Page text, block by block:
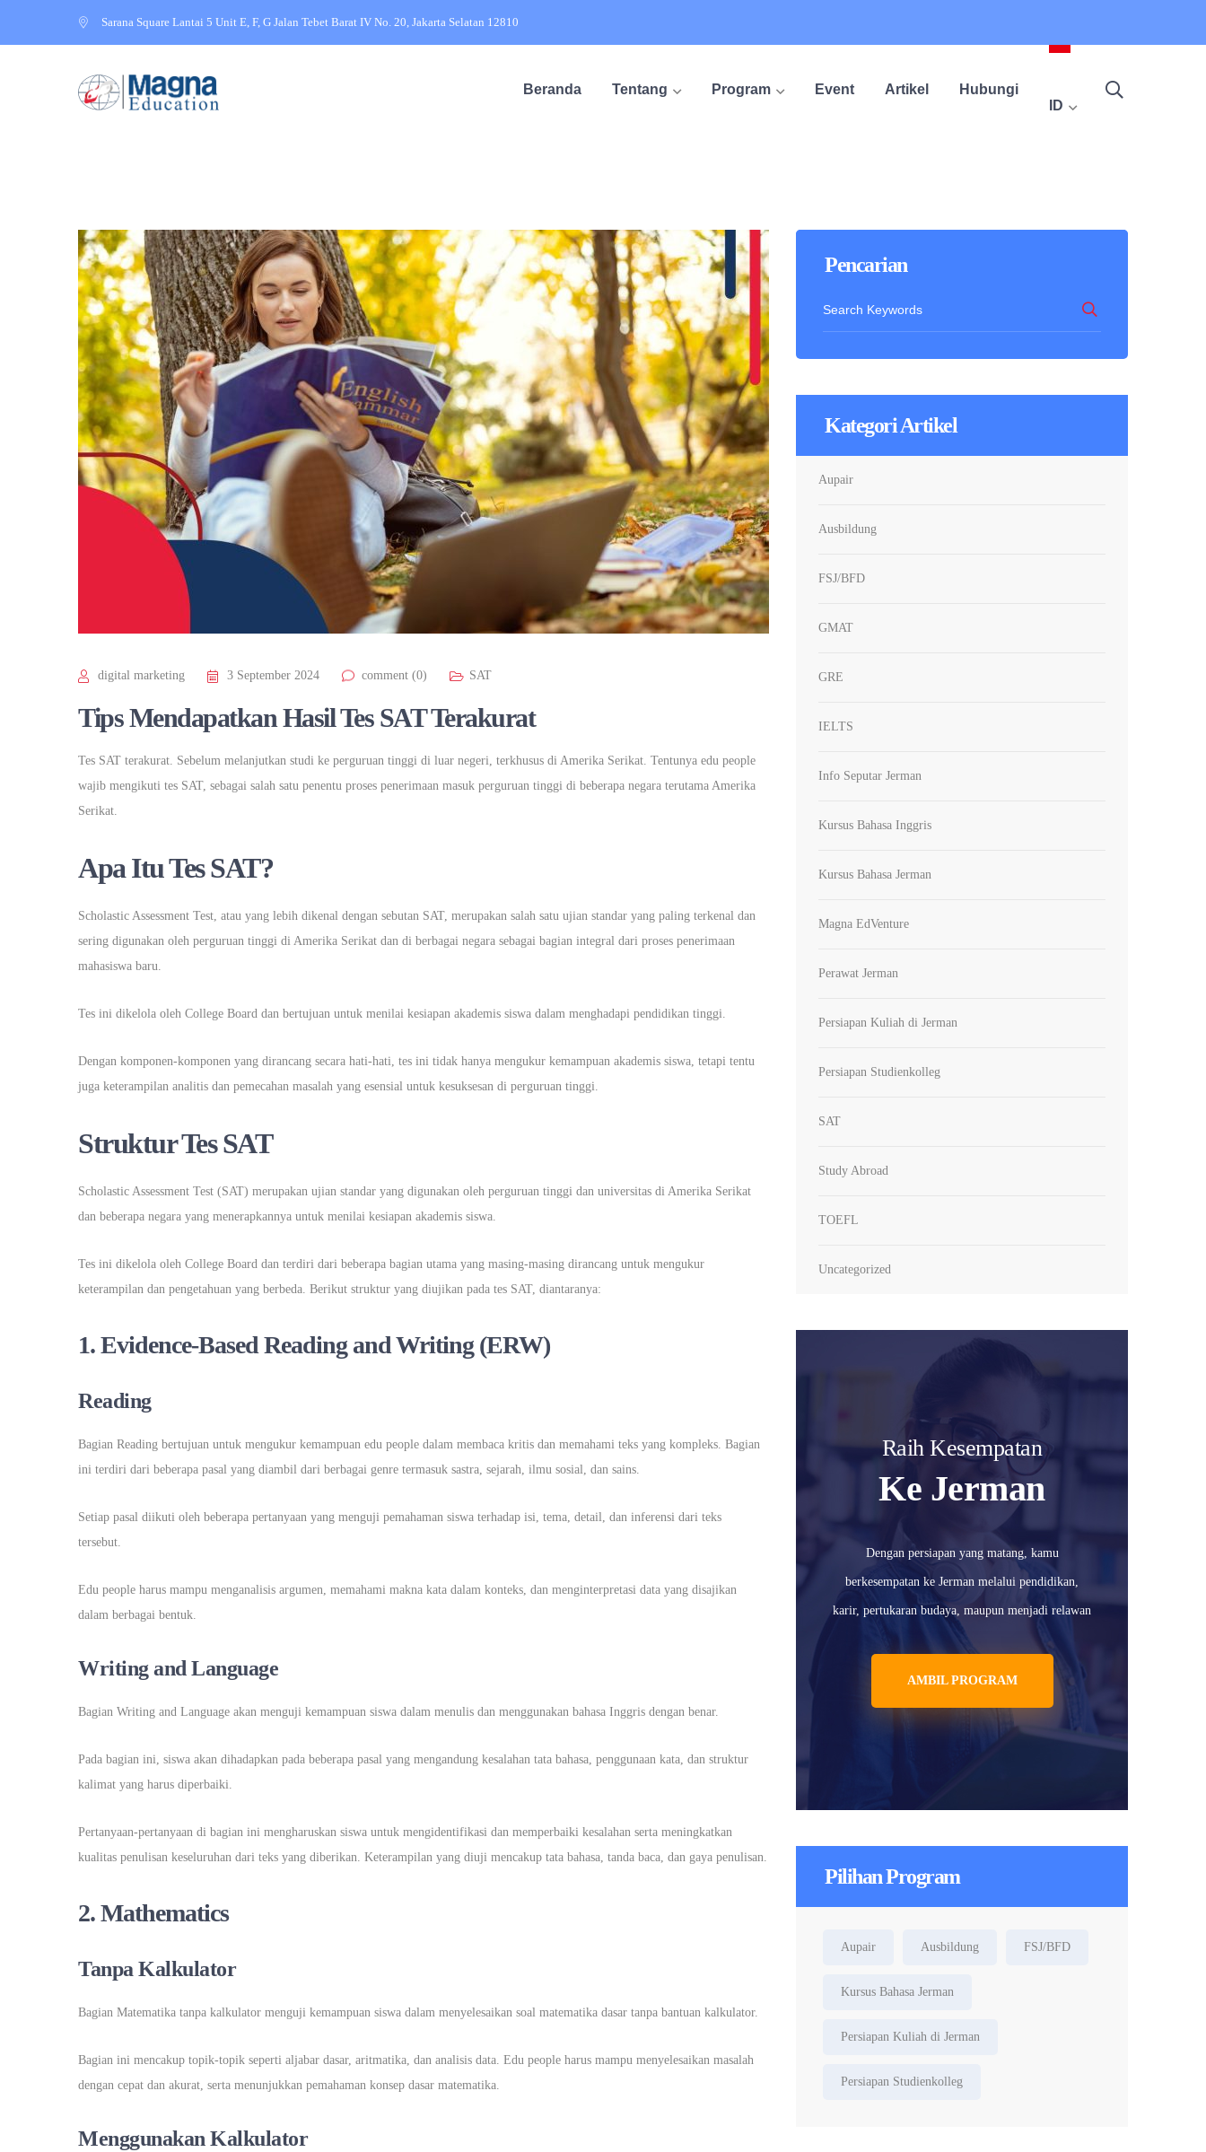
Sarana Square Lantai 5 Unit E, F, G Jalan Tebet Barat IV No. 20, Jakarta Selatan 12810
Beranda Tentang Program Event Artikel
Hubungi
ID
digital marketing 3 September 2024 comment (0) SAT
Tips Mendapatkan Hasil Tes SAT Terakurat
Tes SAT terakurat. Sebelum melanjutkan studi ke perguruan tinggi di luar negeri, terkhusus di Amerika Serikat. Tentunya edu people
wajib mengikuti tes SAT, sebagai salah satu penentu proses penerimaan masuk perguruan tinggi di beberapa negara terutama Amerika
Serikat.
Apa Itu Tes SAT?
Scholastic Assessment Test, atau yang lebih dikenal dengan sebutan SAT, merupakan salah satu ujian standar yang paling terkenal dan
sering digunakan oleh perguruan tinggi di Amerika Serikat dan di berbagai negara sebagai bagian integral dari proses penerimaan
mahasiswa baru.
Tes ini dikelola oleh College Board dan bertujuan untuk menilai kesiapan akademis siswa dalam menghadapi pendidikan tinggi.
Dengan komponen-komponen yang dirancang secara hati-hati, tes ini tidak hanya mengukur kemampuan akademis siswa, tetapi tentu
juga keterampilan analitis dan pemecahan masalah yang esensial untuk kesuksesan di perguruan tinggi.
Struktur Tes SAT
Scholastic Assessment Test (SAT) merupakan ujian standar yang digunakan oleh perguruan tinggi dan universitas di Amerika Serikat
dan beberapa negara yang menerapkannya untuk menilai kesiapan akademis siswa.
Tes ini dikelola oleh College Board dan terdiri dari beberapa bagian utama yang masing-masing dirancang untuk mengukur
keterampilan dan pengetahuan yang berbeda. Berikut struktur yang diujikan pada tes SAT, diantaranya:
1. Evidence-Based Reading and Writing (ERW)
Reading
Bagian Reading bertujuan untuk mengukur kemampuan edu people dalam membaca kritis dan memahami teks yang kompleks. Bagian
ini terdiri dari beberapa pasal yang diambil dari berbagai genre termasuk sastra, sejarah, ilmu sosial, dan sains.
Setiap pasal diikuti oleh beberapa pertanyaan yang menguji pemahaman siswa terhadap isi, tema, detail, dan inferensi dari teks
tersebut.
Edu people harus mampu menganalisis argumen, memahami makna kata dalam konteks, dan menginterpretasi data yang disajikan
dalam berbagai bentuk.
Writing and Language
Bagian Writing and Language akan menguji kemampuan siswa dalam menulis dan menggunakan bahasa Inggris dengan benar.
Pada bagian ini, siswa akan dihadapkan pada beberapa pasal yang mengandung kesalahan tata bahasa, penggunaan kata, dan struktur
kalimat yang harus diperbaiki.
Pertanyaan-pertanyaan di bagian ini mengharuskan siswa untuk mengidentifikasi dan memperbaiki kesalahan serta meningkatkan
kualitas penulisan keseluruhan dari teks yang diberikan. Keterampilan yang diuji mencakup tata bahasa, tanda baca, dan gaya penulisan.
2. Mathematics
Tanpa Kalkulator
Bagian Matematika tanpa kalkulator menguji kemampuan siswa dalam menyelesaikan soal matematika dasar tanpa bantuan kalkulator.
Bagian ini mencakup topik-topik seperti aljabar dasar, aritmatika, dan analisis data. Edu people harus mampu menyelesaikan masalah
dengan cepat dan akurat, serta menunjukkan pemahaman konsep dasar matematika.
Menggunakan Kalkulator
Pencarian
Kategori Artikel
Aupair
Ausbildung
FSJ/BFD
GMAT
GRE
IELTS
Info Seputar Jerman
Kursus Bahasa Inggris
Kursus Bahasa Jerman
Magna EdVenture
Perawat Jerman
Persiapan Kuliah di Jerman
Persiapan Studienkolleg
SAT
Study Abroad
TOEFL
Uncategorized
Raih Kesempatan
Ke Jerman
Dengan persiapan yang matang, kamu
berkesempatan ke Jerman melalui pendidikan,
karir, pertukaran budaya, maupun menjadi relawan
AMBIL PROGRAM
Pilihan Program
Aupair Ausbildung FSJ/BFD
Kursus Bahasa Jerman
Persiapan Kuliah di Jerman
Persiapan Studienkolleg